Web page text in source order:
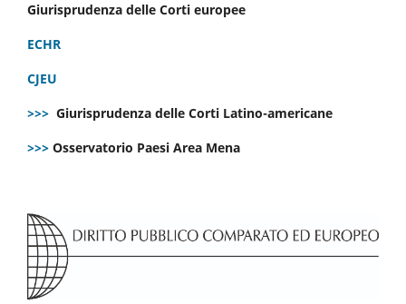
Giurisprudenza delle Corti europee
ECHR
CJEU
>>> Giurisprudenza delle Corti Latino-americane
>>> Osservatorio Paesi Area Mena